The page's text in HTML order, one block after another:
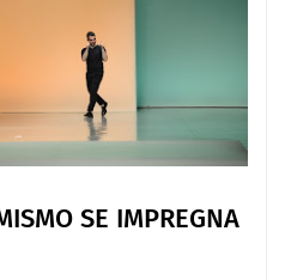
SE IMPREGNA